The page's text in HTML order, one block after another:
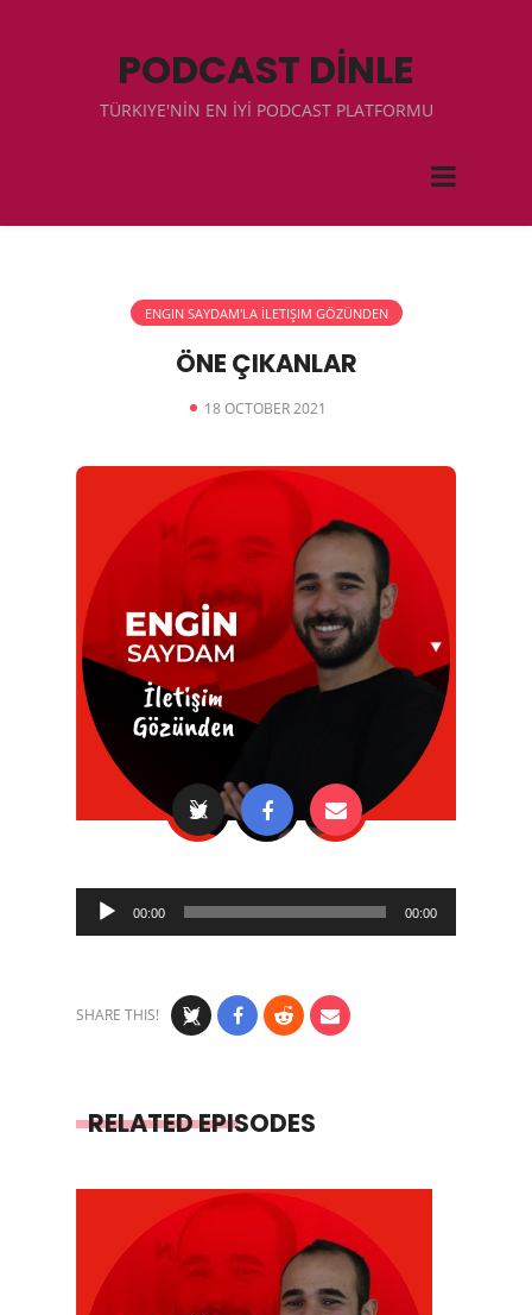
PODCAST DİNLE
TÜRKIYE'NİN EN İYİ PODCAST PLATFORMU
ENGIN SAYDAM'LA İLETIŞIM GÖZÜNDEN
ÖNE ÇIKANLAR
18 OCTOBER 2021
Audio
Player
00:00 00:00
SHARE THIS!
RELATED EPISODES